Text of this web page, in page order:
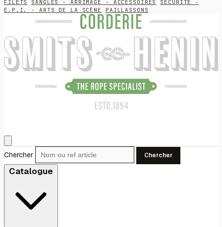
FILETS
SANGLES - ARRIMAGE - ACCESSOIRES
SÉCURITÉ -
E.P.I. - ARTS DE LA SCÈNE
PAILLASSONS
Chercher Chercher
Catalogue